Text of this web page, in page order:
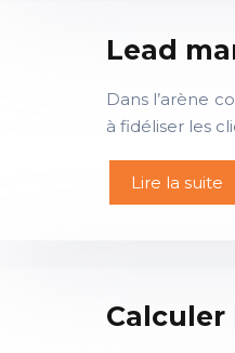
Lead
Dans l’arène
à fidéliser les
Lire la suite